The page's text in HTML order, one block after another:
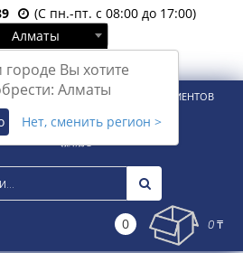
(С пн.-пт. с 08:00 до 17:00)
Алматы
городе Вы хотите
Алматы
Нет, сменить регион >
Регистрация
И КОРПОРАТИВНЫХ КЛИЕНТОВ
0 0 ₸